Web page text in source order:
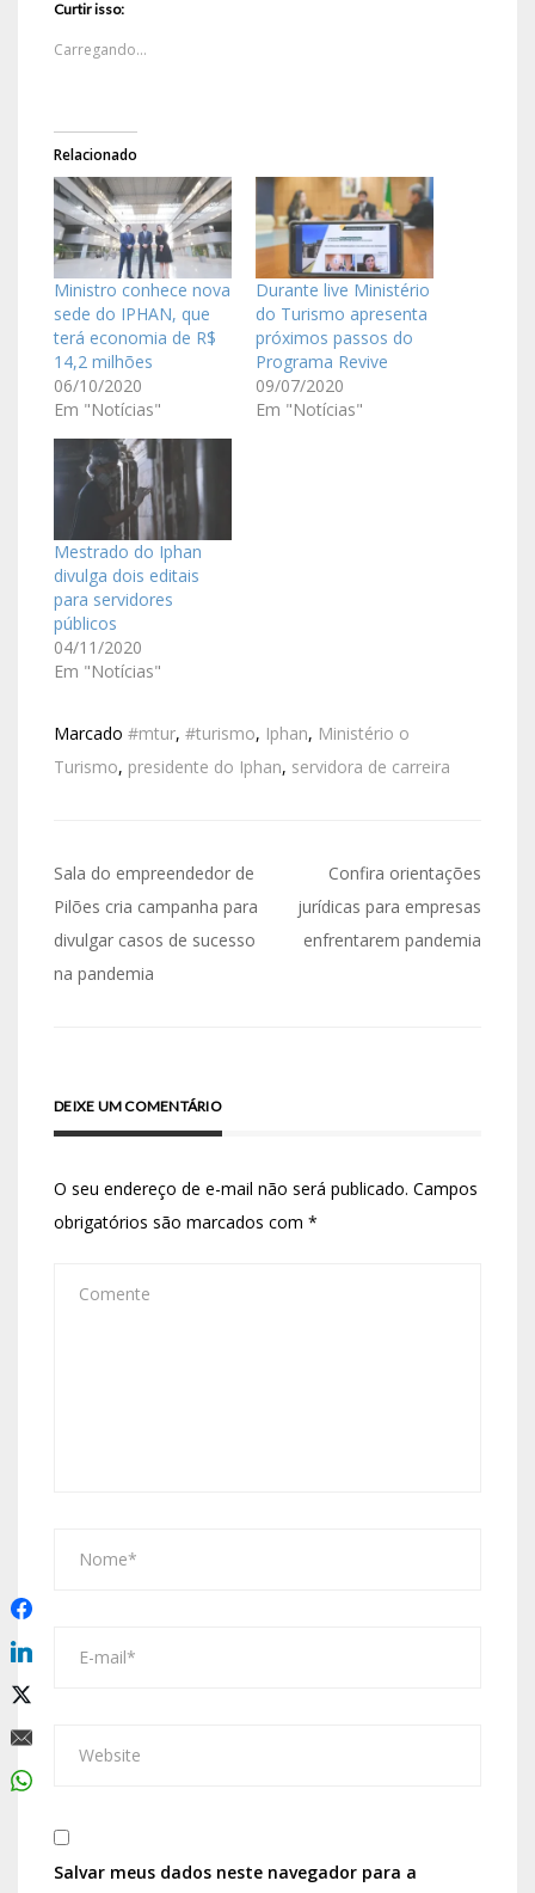
Curtir isso:
Carregando...
Relacionado
Ministro conhece nova
sede do IPHAN, que
terá economia de R$
14,2 milhões
06/10/2020
Em "Notícias"
Durante live Ministério
do Turismo apresenta
próximos passos do
Programa Revive
09/07/2020
Em "Notícias"
Mestrado do Iphan
divulga dois editais
para servidores
públicos
04/11/2020
Em "Notícias"
Marcado #mtur, #turismo, Iphan, Ministério o
Turismo, presidente do Iphan, servidora de carreira
Sala do empreendedor de
Pilões cria campanha para
divulgar casos de sucesso
na pandemia
Confira orientações
jurídicas para empresas
enfrentarem pandemia
DEIXE UM COMENTÁRIO
O seu endereço de e-mail não será publicado. Campos
obrigatórios são marcados com *
Salvar meus dados neste navegador para a